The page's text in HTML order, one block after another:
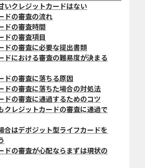
いクレジットカードはない
ドの審査の流れ
ドの審査時間
ドの審査項目
ドの審査に必要な提出書類
ドにおける審査の難易度が決まる
ドの審査に落ちる原因
ドの審査に落ちた場合の対処法
ドの審査に通過するためのコツ
クレジットカードの審査に通過で
合はデポジット型ライフカードを
ドの審査が心配ならまずは現状の